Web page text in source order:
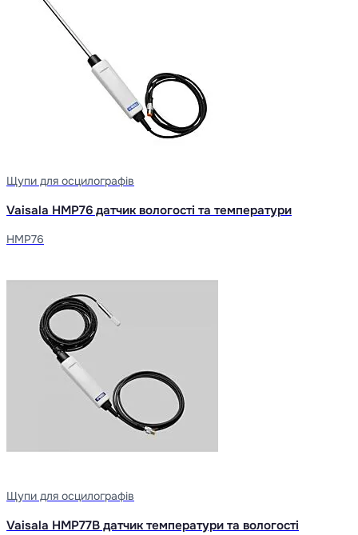
Щупи для осцилографів
Vaisala HMP76 датчик вологості та температури
HMP76
Щупи для осцилографів
Vaisala HMP77B датчик температури та вологості